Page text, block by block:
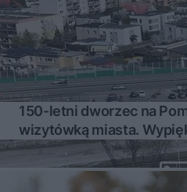
150-letni dworzec na
wizytówką miasta.